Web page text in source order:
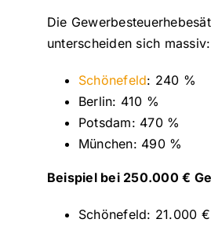
Die
unterscheiden sich massiv:
Schönefeld: 240 %
Berlin: 410 %
Potsdam: 470 %
München: 490 %
Beispiel bei 250.000 €
Schönefeld: 21.000 €